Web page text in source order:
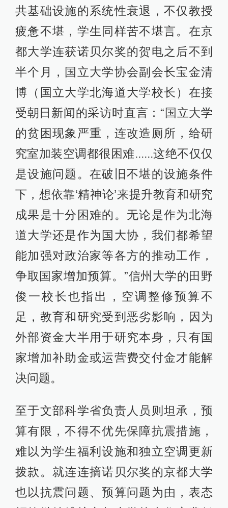
共基础设施的系统性衰退，不仅教授
疲惫不堪，学生同样苦不堪言。在京
都大学连获诺贝尔奖的贺电之后不到
半个月，国立大学协会副会长宝金清
博（国立大学北海道大学校长）在接
受朝日新闻的采访时直言：“国立大学
的贫困现象严重，连改造厕所，给研
究室加装空调都很困难......这绝不仅仅
是设施问题。在破旧不堪的设施条件
下，想依靠‘精神论’来提升教育和研究
成果是十分困难的。无论是作为北海
道大学还是作为国大协，我们都希望
能加强对政治家等各方的推动工作，
争取国家增加预算。”信州大学的田野
俊一校长也指出，空调整修预算不
足，教育和研究受到恶劣影响，因为
外部资金大半用于研究本身，只有国
家增加补助金或运营费交付金才能解
决问题。
至于文部科学省负责人员则坦承，预
算有限，不得不优先保障抗震措施，
难以为学生福利设施和独立空调更新
拨款。就连连摘诺贝尔奖的京都大学
也以抗震问题、预算问题为由，表态